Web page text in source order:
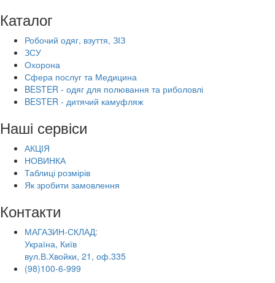
Каталог
Робочий одяг, взуття, ЗІЗ
ЗСУ
Охорона
Сфера послуг та Медицина
BESTER - одяг для полювання та риболовлі
BESTER - дитячий камуфляж
Наші сервіси
АКЦІЯ
НОВИНКА
Таблиці розмірів
Як зробити замовлення
Контакти
МАГАЗИН-СКЛАД:
Україна, Київ
вул.В.Хвойки, 21, оф.335
(98)100-6-999